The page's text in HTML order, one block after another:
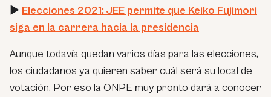
► Elecciones 2021: JEE permite que Keiko Fujimori
siga en la carrera hacia la presidencia
Aunque todavía quedan varios días para las elecciones,
los ciudadanos ya quieren saber cuál será su local de
votación. Por eso la ONPE muy pronto dará a conocer